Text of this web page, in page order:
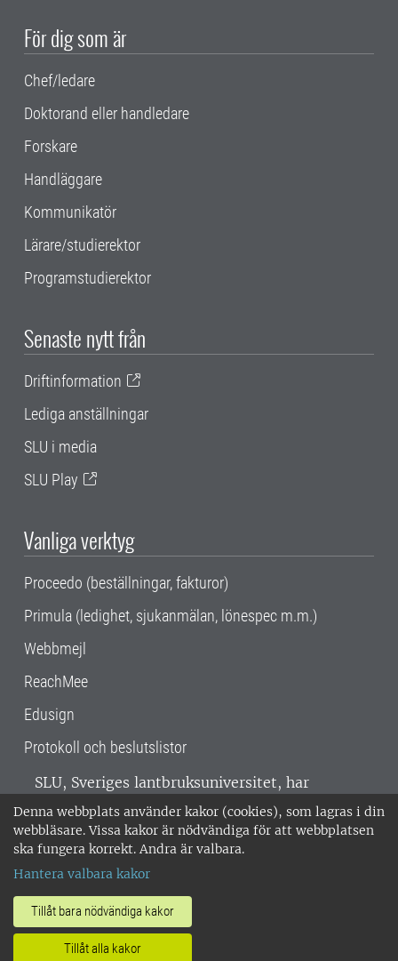
Denna webbplats använder kakor (cookies), som lagras i din
webbläsare. Vissa kakor är nödvändiga för att webbplatsen
ska fungera korrekt. Andra är valbara.
Hantera valbara kakor
Tillåt bara nödvändiga kakor
Tillåt alla kakor
För dig som är
Chef/ledare
Doktorand eller handledare
Forskare
Handläggare
Kommunikatör
Lärare/studierektor
Programstudierektor
Senaste nytt från
Driftinformation
Lediga anställningar
SLU i media
SLU Play
Vanliga verktyg
Proceedo (beställningar, fakturor)
Primula (ledighet, sjukanmälan, lönespec m.m.)
Webbmejl
ReachMee
Edusign
Protokoll och beslutslistor
SLU, Sveriges lantbruksuniversitet, har
verksamhet över hela Sverige. Huvudorter är
Alnarp, Uppsala och Umeå.SLU är
miljöcertifierat enligt ISO 14001. •
018-67 10 00 • Org nr: 202100-2817 •
Om SLU:s webbplatser
•Hantera kakor•Behandling av
personuppgifter